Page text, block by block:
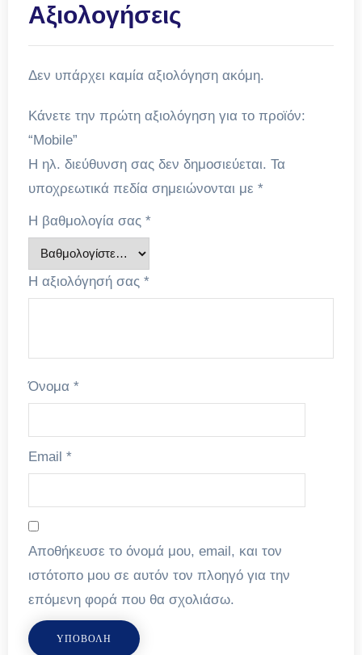
Αξιολογήσεις
Δεν υπάρχει καμία αξιολόγηση ακόμη.
Κάνετε την πρώτη αξιολόγηση για το προϊόν:
“Mobile”
Η ηλ. διεύθυνση σας δεν δημοσιεύεται. Τα
υποχρεωτικά πεδία σημειώνονται με *
Η βαθμολογία σας *
Η αξιολόγησή σας *
Όνομα *
Email *
Αποθήκευσε το όνομά μου, email, και τον
ιστότοπο μου σε αυτόν τον πλοηγό για την
επόμενη φορά που θα σχολιάσω.